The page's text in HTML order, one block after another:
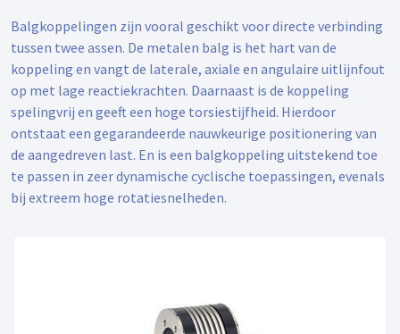
Balgkoppelingen zijn vooral geschikt voor directe verbinding
tussen twee assen. De metalen balg is het hart van de
koppeling en vangt de laterale, axiale en angulaire uitlijnfout
op met lage reactiekrachten. Daarnaast is de koppeling
spelingvrij en geeft een hoge torsiestijfheid. Hierdoor
ontstaat een gegarandeerde nauwkeurige positionering van
de aangedreven last. En is een balgkoppeling uitstekend toe
te passen in zeer dynamische cyclische toepassingen, evenals
bij extreem hoge rotatiesnelheden.